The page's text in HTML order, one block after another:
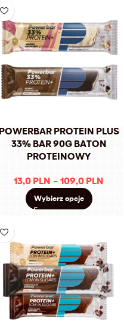
POWERBAR PROTEIN PLUS
33% BAR 90G BATON
PROTEINOWY
13,0 PLN – 109,0 PLN
Wybierz opcje